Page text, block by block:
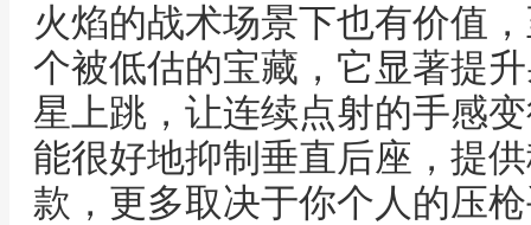
火焰的战术场景下也有价值
个被低估的宝藏，它显著提
星上跳，让连续点射的手感
能很好地抑制垂直后座，提
款，更多取决于你个人的压